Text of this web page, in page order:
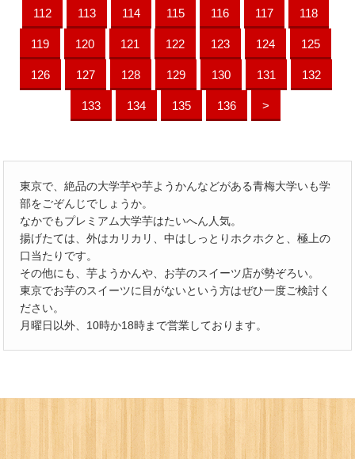
112 113 114 115 116 117 118
119 120 121 122 123 124 125
126 127 128 129 130 131 132
133 134 135 136 >
東京で、絶品の大学芋や芋ようかんなどがある青梅大学いも学
部をごぞんじでしょうか。
なかでもプレミアム大学芋はたいへん人気。
揚げたては、外はカリカリ、中はしっとりホクホクと、極上の
口当たりです。
その他にも、芋ようかんや、お芋のスイーツ店が勢ぞろい。
東京でお芋のスイーツに目がないという方はぜひ一度ご検討く
ださい。
月曜日以外、10時か18時まで営業しております。